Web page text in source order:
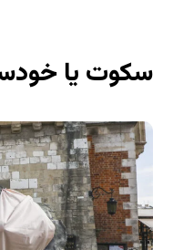
سکوت یا